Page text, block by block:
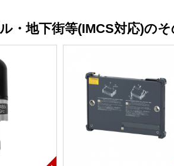
・地下街等(IMCS対応)の